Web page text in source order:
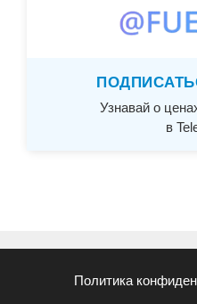
Узнавай о
в
Политика